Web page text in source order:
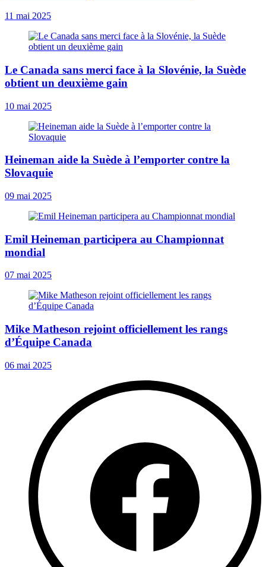
11 mai 2025
Le Canada sans merci face à la Slovénie, la Suède
obtient un deuxième gain
10 mai 2025
Heineman aide la Suède à l’emporter contre la
Slovaquie
09 mai 2025
Emil Heineman participera au Championnat
mondial
07 mai 2025
Mike Matheson rejoint officiellement les rangs
d’Équipe Canada
06 mai 2025